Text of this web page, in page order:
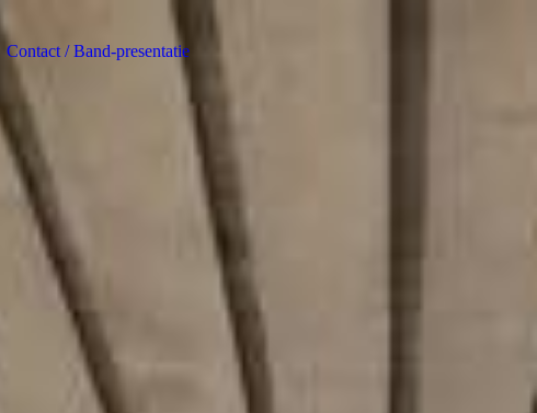
Contact / Band-presentatie